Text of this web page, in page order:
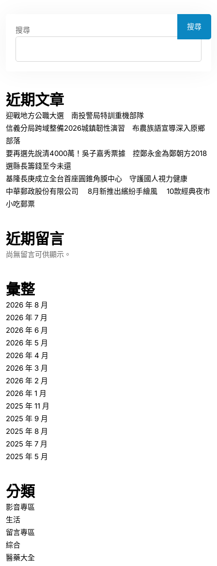
搜尋 搜尋
近期文章
迎戰地方公職大選 南投警局特訓重機部隊
信義分局跨域整備2026城鎮韌性演習 布農族語宣導深入原鄉
部落
要再選先說清4000萬！吳子嘉秀票據 控鄭永金為鄭朝方2018
選縣長籌錢至今未還
基隆長庚成立全台首座圓錐角膜中心 守護國人視力健康
中華郵政股份有限公司 8月新推出繽紛手繪風 10款經典夜市
小吃郵票
近期留言
尚無留言可供顯示。
彙整
2026 年 8 月
2026 年 7 月
2026 年 6 月
2026 年 5 月
2026 年 4 月
2026 年 3 月
2026 年 2 月
2026 年 1 月
2025 年 11 月
2025 年 9 月
2025 年 8 月
2025 年 7 月
2025 年 5 月
分類
影音專區
生活
留言專區
綜合
醫藥大全